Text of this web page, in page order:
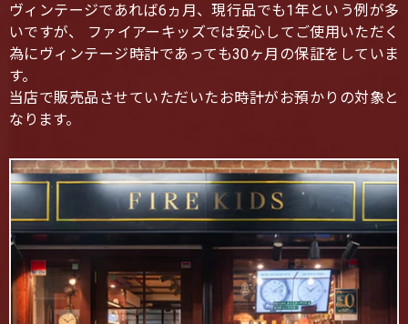
ヴィンテージであれば6ヵ月、現行品でも1年という例が多
いですが、 ファイアーキッズでは安心してご使用いただく
為にヴィンテージ時計であっても30ヶ月の保証をしていま
す。
当店で販売品させていただいたお時計がお預かりの対象と
なります。